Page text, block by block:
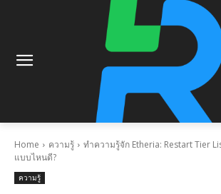
Home ความรู้
ทำความรู้จัก Etheria: Restart Tier
แบบไหนดี?
ความรู้